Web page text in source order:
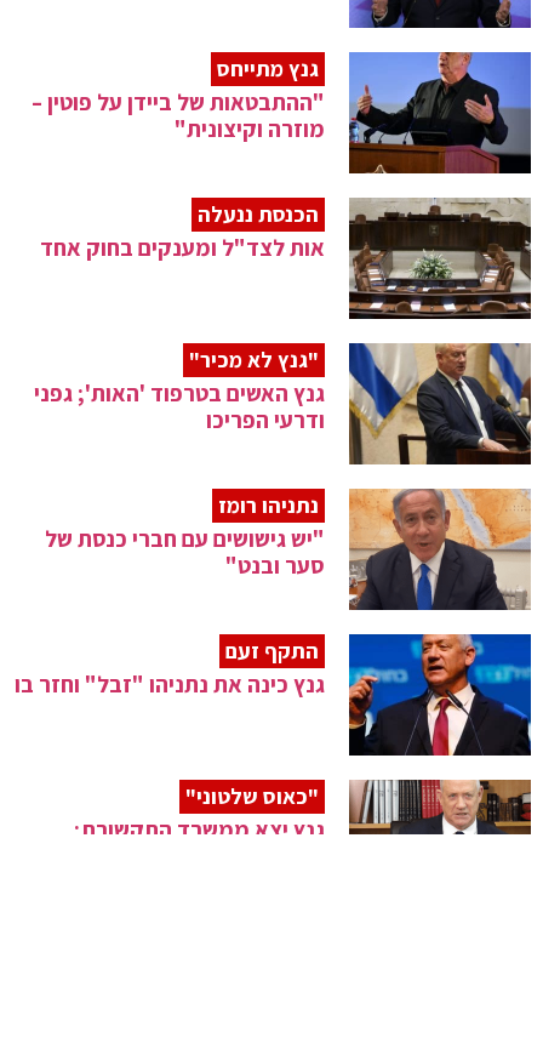
גנץ מתייחס
"ההתבטאות של ביידן על פוטין –
מוזרה וקיצונית"
הכנסת ננעלה
אות לצד"ל ומענקים בחוק אחד
"גנץ לא מכיר"
גנץ האשים בטרפוד 'האות'; גפני
ודרעי הפריכו
נתניהו רומז
"יש גישושים עם חברי כנסת של
סער ובנט"
התקף זעם
גנץ כינה את נתניהו "זבל" וחזר בו
"כאוס שלטוני"
גנץ יצא ממשרד התקשורת;